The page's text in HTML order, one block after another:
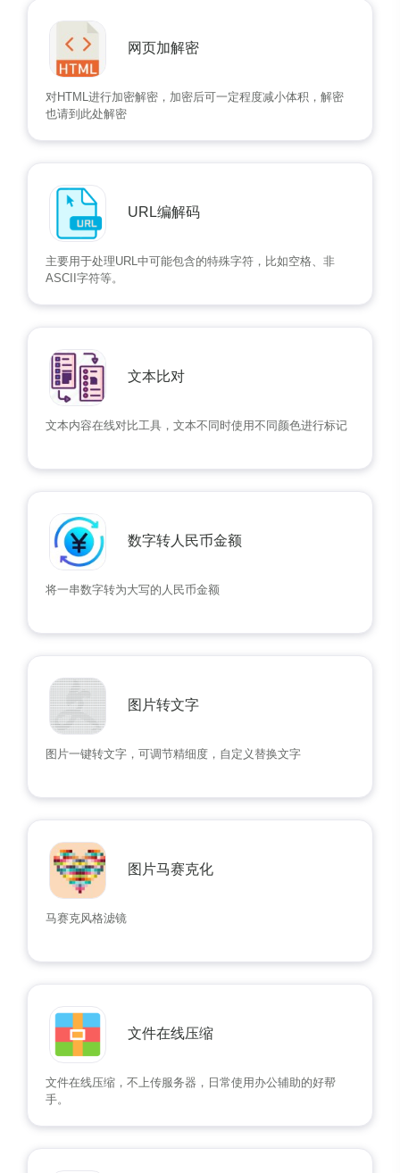
网页加解密
对HTML进行加密解密，加密后可一定程度减小体积，解密
也请到此处解密
URL编解码
主要用于处理URL中可能包含的特殊字符，比如空格、非
ASCII字符等。
文本比对
文本内容在线对比工具，文本不同时使用不同颜色进行标记
数字转人民币金额
将一串数字转为大写的人民币金额
图片转文字
图片一键转文字，可调节精细度，自定义替换文字
图片马赛克化
马赛克风格滤镜
文件在线压缩
文件在线压缩，不上传服务器，日常使用办公辅助的好帮
手。